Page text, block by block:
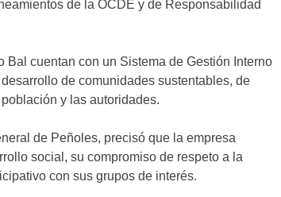
de la OCDE y de Responsabilidad
Bal cuentan con un Sistema de Gestión Interno
de comunidades sustentables, de
y las autoridades.
de Peñoles, precisó que la empresa
social, su compromiso de respeto a la
con sus grupos de interés.